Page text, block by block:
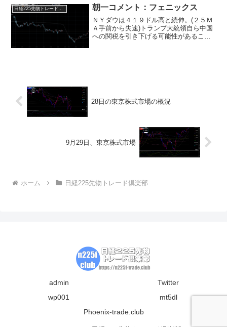
日経225先物トレード倶楽部 朝一コメント：フェニックス
ＮＹダウは４１９ドル高と続伸。(２５Ｍ
Ａ手前から失速)トランプ大統領自ら中国
への関税を引き下げる可能性があること
28日の東京株式市場の概況
9月29日、東京株式市場
ホーム 日経225先物トレード倶楽部
admin
Twitter
wp001
mt5dl
Phoenix-trade.club